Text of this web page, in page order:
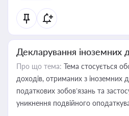
Декларування іноземних
Про що тема: Тема стосується
доходів, отриманих з іноземних
податкових зобов’язань та
уникнення подвійного